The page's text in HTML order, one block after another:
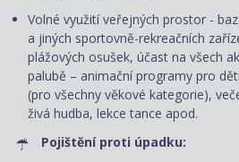
Volné využití veřejných prostor -
a jiných sportovně-rekreačních
plážových osušek, účast na všech
palubě – animační programy pro
(pro všechny věkové kategorie),
živá hudba, lekce tance apod.
Pojištění proti úpadku: